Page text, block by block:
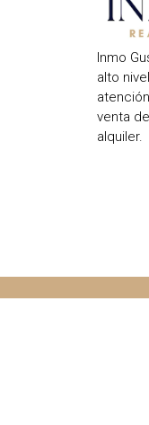
Inmo
alto
venta
alquiler.